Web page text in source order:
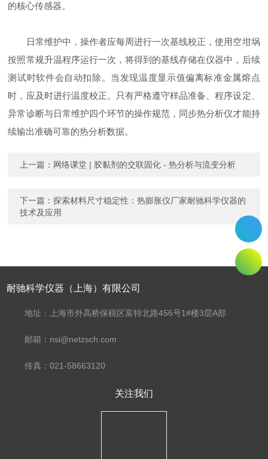
的核心传感器。
日常维护中，操作者应每周进行一次基线校正，使用空坩埚
按照常规升温程序运行一次，将得到的基线存储在仪器中，后续
测试时软件会自动扣除。当发现温度显示值偏离标准金属熔点
时，应及时进行温度校正。只有严格遵守样品准备、程序设定、
异常诊断与日常维护四个环节的操作规范，同步热分析仪才能持
续输出准确可靠的热分析数据。
上一篇： 网络课堂 | 胶黏剂的交联固化 - 热分析与流变分析
下一篇：探索材料尺寸稳定性：热膨胀仪厂家耐驰科学仪器的
技术及应用
耐驰科学仪器（上海）有限公司
地址：上海市外高桥保税区富特北路456号1#楼3层A部
邮箱：nsi@netzsch.com
传真：021-58663120
关注我们